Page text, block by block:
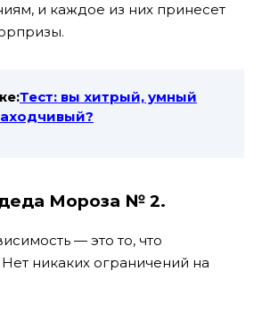
и каждое из них принесет
Тест: вы хитрый, умный
Мороза № 2.
— это то, что
никаких ограничений на